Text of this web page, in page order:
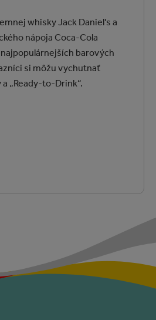
whisky Jack Daniel's a
nápoja Coca-Cola
barových
si môžu vychutnať
„Ready-to-Drink“.